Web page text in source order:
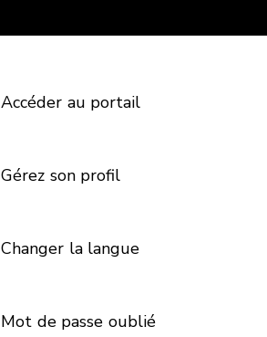
Accéder au portail
Gérez son profil
Changer la langue
Mot de passe oublié